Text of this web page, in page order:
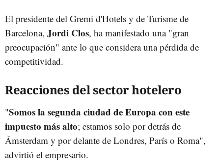
El presidente del Gremi d'Hotels y de Turisme de
Barcelona, Jordi Clos, ha manifestado una "gran
preocupación" ante lo que considera una pérdida de
competitividad.
Reacciones del sector hotelero
"Somos la segunda ciudad de Europa con este
impuesto más alto; estamos solo por detrás de
Ámsterdam y por delante de Londres, París o Roma",
advirtió el empresario.